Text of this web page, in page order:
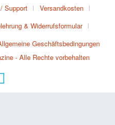
Support
Versandkosten
& Widerrufsformular
Geschäftsbedingungen
- Alle Rechte vorbehalten